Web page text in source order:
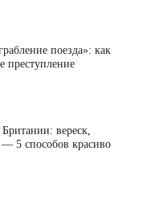
поезда»: как
преступление
вереск,
5 способов красиво